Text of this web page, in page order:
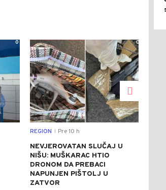
0 0
REGION Pre 10 h
NEVJEROVATAN SLUČAJ U
NIŠU: MUŠKARAC HTIO
DRONOM DA PREBACI
NAPUNJEN PIŠTOLJ U
ZATVOR